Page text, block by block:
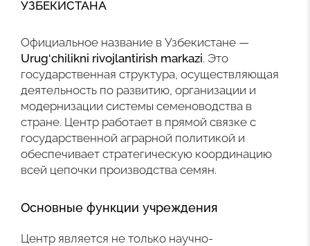
УЗБЕКИСТАНА
Официальное название в Узбекистане —
Urug‘chilikni rivojlantirish markazi. Это
государственная структура, осуществляющая
деятельность по развитию, организации и
модернизации системы семеноводства в
стране. Центр работает в прямой связке с
государственной аграрной политикой и
обеспечивает стратегическую координацию
всей цепочки производства семян.
Основные функции учреждения
Центр является не только научно-